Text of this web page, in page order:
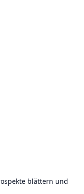
blättern und